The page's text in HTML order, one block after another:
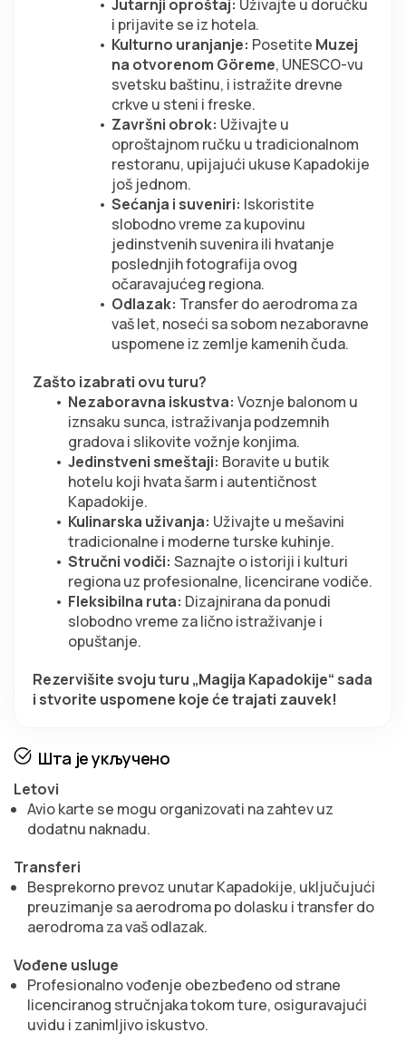
Jutarnji oproštaj: Uživajte u doručku
i prijavite se iz hotela.
Kulturno uranjanje: Posetite Muzej
na otvorenom Göreme, UNESCO-vu
svetsku baštinu, i istražite drevne
crkve u steni i freske.
Završni obrok: Uživajte u
oproštajnom ručku u tradicionalnom
restoranu, upijajući ukuse Kapadokije
još jednom.
Sećanja i suveniri: Iskoristite
slobodno vreme za kupovinu
jedinstvenih suvenira ili hvatanje
poslednjih fotografija ovog
očaravajućeg regiona.
Odlazak: Transfer do aerodroma za
vaš let, noseći sa sobom nezaboravne
uspomene iz zemlje kamenih čuda.
Zašto izabrati ovu turu?
Nezaboravna iskustva: Voznje balonom u
iznsaku sunca, istraživanja podzemnih
gradova i slikovite vožnje konjima.
Jedinstveni smeštaji: Boravite u butik
hotelu koji hvata šarm i autentičnost
Kapadokije.
Kulinarska uživanja: Uživajte u mešavini
tradicionalne i moderne turske kuhinje.
Stručni vodiči: Saznajte o istoriji i kulturi
regiona uz profesionalne, licencirane vodiče.
Fleksibilna ruta: Dizajnirana da ponudi
slobodno vreme za lično istraživanje i
opuštanje.
Rezervišite svoju turu „Magija Kapadokije“ sada
i stvorite uspomene koje će trajati zauvek!
Шта је укључено
Letovi
Avio karte se mogu organizovati na zahtev uz
dodatnu naknadu.
Transferi
Besprekorno prevoz unutar Kapadokije, uključujući
preuzimanje sa aerodroma po dolasku i transfer do
aerodroma za vaš odlazak.
Vođene usluge
Profesionalno vođenje obezbeđeno od strane
licenciranog stručnjaka tokom ture, osiguravajući
uvidu i zanimljivo iskustvo.